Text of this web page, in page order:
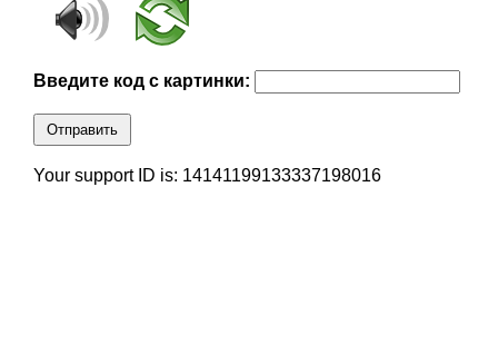
Введите код с картинки:
Отправить
Your support ID is: 14141199133337198016